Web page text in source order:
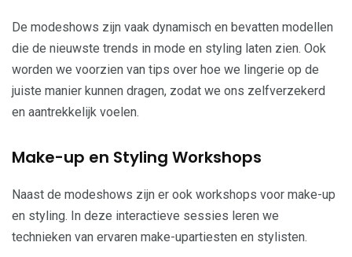
De modeshows zijn vaak dynamisch en bevatten modellen
die de nieuwste trends in mode en styling laten zien. Ook
worden we voorzien van tips over hoe we lingerie op de
juiste manier kunnen dragen, zodat we ons zelfverzekerd
en aantrekkelijk voelen.
Make-up en Styling Workshops
Naast de modeshows zijn er ook workshops voor make-up
en styling. In deze interactieve sessies leren we
technieken van ervaren make-upartiesten en stylisten.